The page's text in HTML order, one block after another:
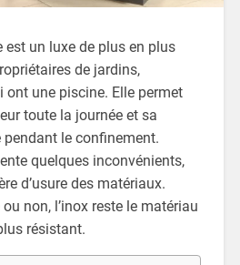
est un luxe de plus en plus
de jardins,
une piscine. Elle permet
toute la journée et sa
le confinement.
quelques inconvénients,
d’usure des matériaux.
non, l’inox reste le matériau
résistant.